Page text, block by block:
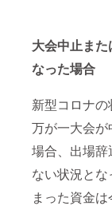
大会中止ま
なった場合
新型コロナの
万が一大会が
場合、出場
ない状況と
まった資金